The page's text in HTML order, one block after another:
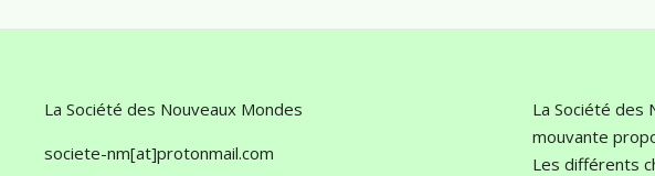
La Société des Nouveaux Mondes
societe-nm[at]protonmail.com
La Société des
mouvante
Les différents